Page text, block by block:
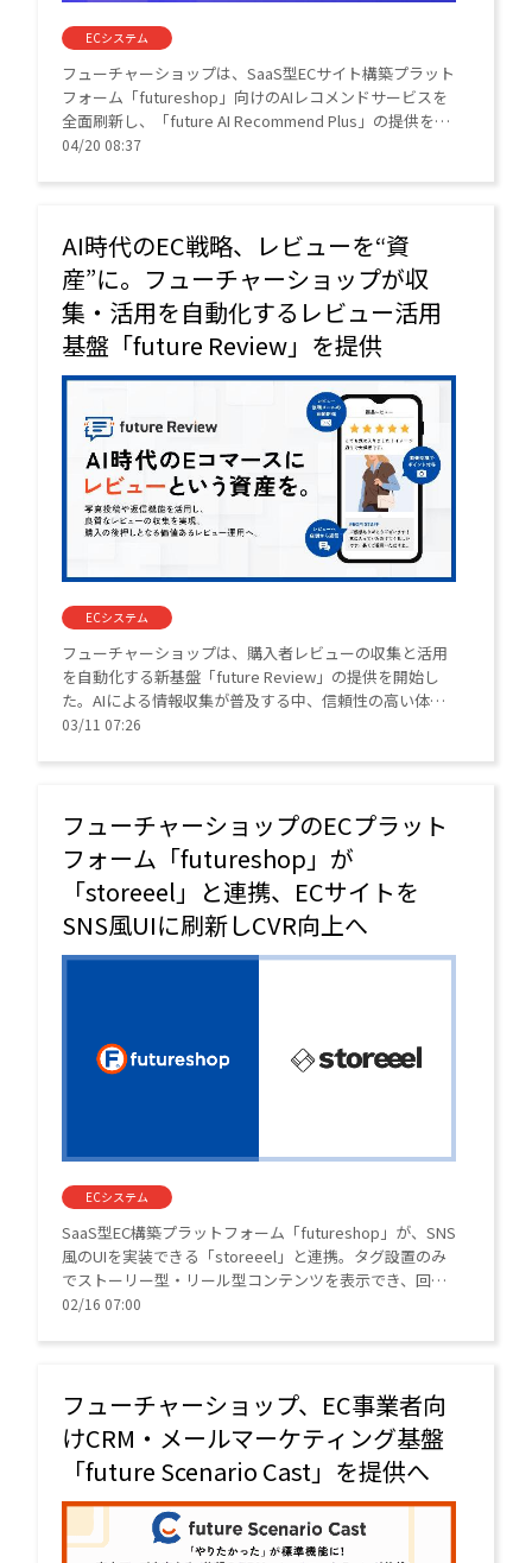
ECシステム
フューチャーショップは、SaaS型ECサイト構築プラット
フォーム「futureshop」向けのAIレコメンドサービスを
全面刷新し、「future AI Recommend Plus」の提供を開
始した。CV予測、画像解析、テキスト解析を横断的に活
04/20 08:37
AI時代のEC戦略、レビューを“資
産”に。フューチャーショップが収
集・活用を自動化するレビュー活用
基盤「future Review」を提供
ECシステム
フューチャーショップは、購入者レビューの収集と活用
を自動化する新基盤「future Review」の提供を開始し
た。AIによる情報収集が普及する中、信頼性の高い体験
談を蓄積し、ECサイトの接点強化を支援する。先行導入
03/11 07:26
フューチャーショップのECプラット
フォーム「futureshop」が
「storeeel」と連携、ECサイトを
SNS風UIに刷新しCVR向上へ
ECシステム
SaaS型EC構築プラットフォーム「futureshop」が、SNS
風のUIを実装できる「storeeel」と連携。タグ設置のみ
でストーリー型・リール型コンテンツを表示でき、回遊
率やCVRの劇的な向上が期待できる。
02/16 07:00
フューチャーショップ、EC事業者向
けCRM・メールマーケティング基盤
「future Scenario Cast」を提供へ